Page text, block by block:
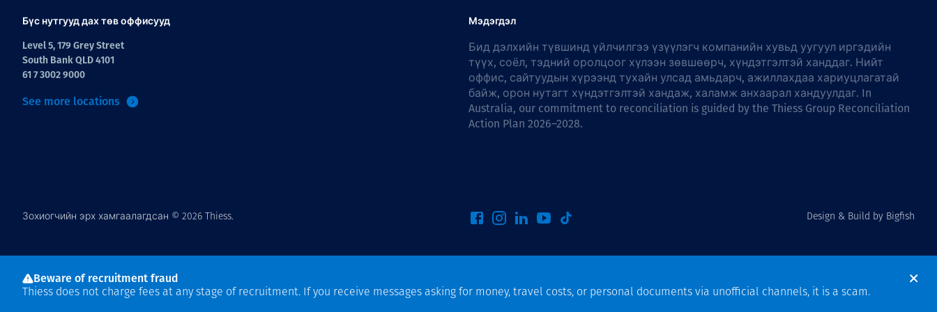
Орон нутаг
Хүний эрх
Бүс нутгууд дах төв оффисууд
Level 5, 179 Grey Street
South Bank QLD 4101
61 7 3002 9000
See more locations
Мэдэгдэл
Бид дэлхийн түвшинд үйлчилгээ үзүүлэгч компанийн хувьд уугуул иргэдийн
түүх, соёл, тэдний оролцоог хүлээн зөвшөөрч, хүндэтгэлтэй ханддаг. Нийт
оффис, сайтуудын хүрээнд тухайн улсад амьдарч, ажиллахдаа хариуцлагатай
байж, орон нутагт хүндэтгэлтэй хандаж, халамж анхаарал хандуулдаг. In
Australia, our commitment to reconciliation is guided by the Thiess Group Reconciliation
Action Plan 2026–2028.
Зохиогчийн эрх хамгаалагдсан © 2026 Thiess. Design & Build by Bigfish
Beware of recruitment fraud
Thiess does not charge fees at any stage of recruitment. If you receive messages asking for money, travel costs, or personal documents via unofficial channels, it is a scam.